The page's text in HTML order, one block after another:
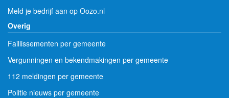
Meld je bedrijf aan op Oozo.nl
Overig
Faillissementen per gemeente
Vergunningen en bekendmakingen per gemeente
112 meldingen per gemeente
Politie nieuws per gemeente